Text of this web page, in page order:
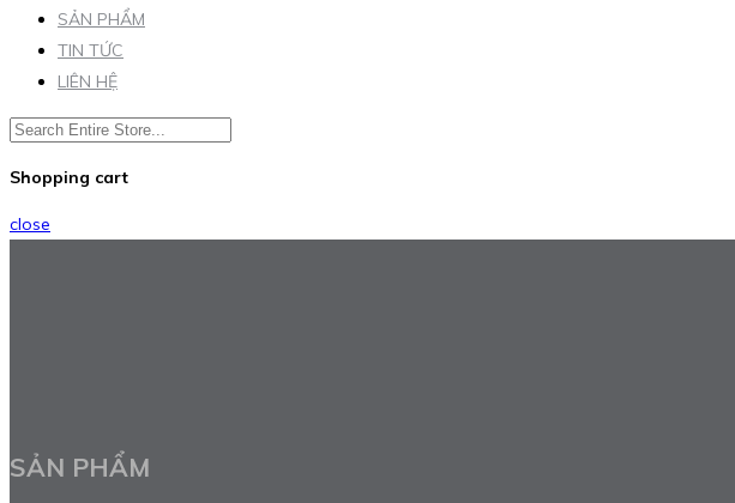
SẢN PHẨM
TIN TỨC
LIÊN HỆ
Shopping cart
close
SẢN PHẨM